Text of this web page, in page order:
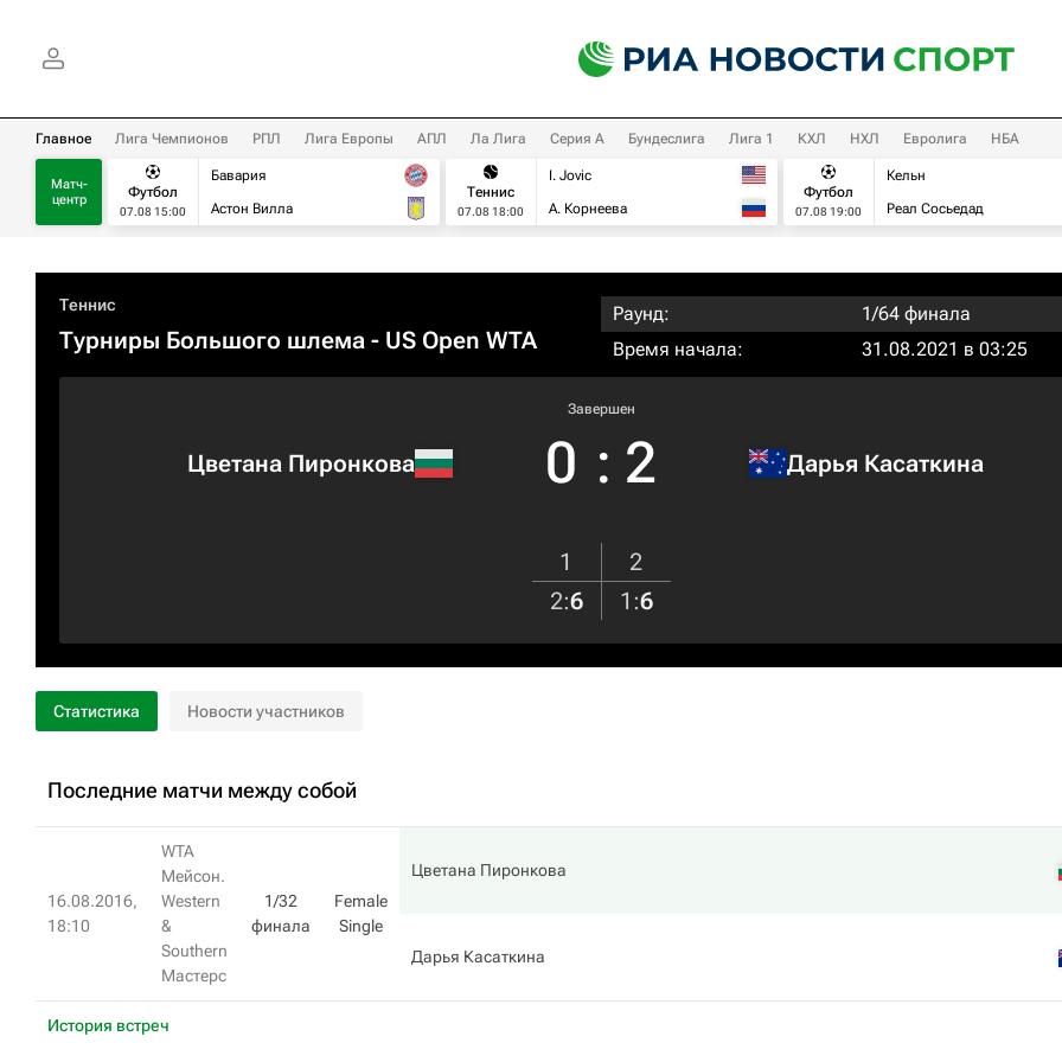
Главное Лига Чемпионов РПЛ Лига Европы АПЛ Ла Лига Серия А Бундеслига Лига 1 КХЛ НХЛ Евролига НБА
Матч-
центр
Футбол
07.08 15:00
Бавария
Астон Вилла
Теннис
07.08 18:00
I. Jovic
А. Корнеева
Футбол
07.08 19:00
Кельн
Реал Сосьедад
Теннис
Турниры Большого шлема - US Open WTA
Раунд:
1/64 финала
Время начала:
31.08.2021 в 03:25
Цветана Пиронкова
Завершен
0 : 2 Дарья Касаткина
1
2
2:6 1 :6
Статистика Новости участников
Последние матчи между собой
16.08.2016,
18:10
WTA
Мейсон.
Western
&
Southern
Мастерс
1/32
финала
Female
Single
Цветана Пиронкова
Дарья Касаткина
История встреч